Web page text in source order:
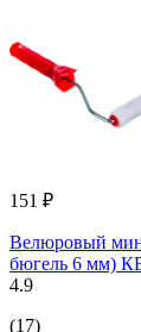
151 ₽
Велюровый
бюгель 6 мм)
4.9
(17)